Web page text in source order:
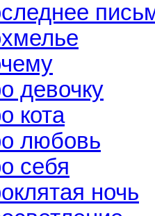
девочку
кота
любовь
себя
ночь